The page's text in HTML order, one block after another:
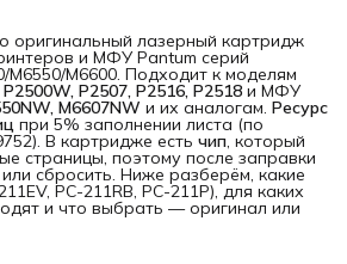
оригинальный лазерный картридж
и МФУ Pantum серий
M6550/M6600. Подходит к моделям
P2507, P2516, P2518 и МФУ
M6607NW и их аналогам. Ресурс
при 5% заполнении листа (по
В картридже есть чип, который
страницы, поэтому после заправки
сбросить. Ниже разберём, какие
PC-211RB, PC-211P), для каких
и что выбрать — оригинал или